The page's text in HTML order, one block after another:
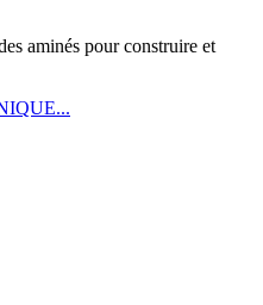
aminés pour construire et